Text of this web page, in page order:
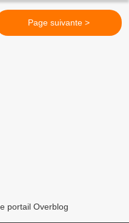
Page suivante >
portail Overblog